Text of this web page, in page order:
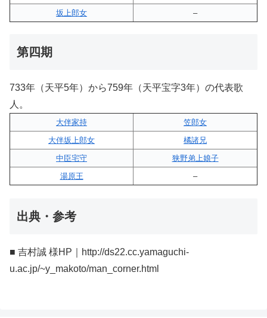
坂上郎女
–
第四期
733年（天平5年）から759年（天平宝字3年）の代表歌
人。
大伴家持
笠郎女
大伴坂上郎女
橘諸兄
中臣宅守
狭野弟上娘子
湯原王
–
出典・参考
■ 吉村誠 様HP｜http://ds22.cc.yamaguchi-
u.ac.jp/~y_makoto/man_corner.html